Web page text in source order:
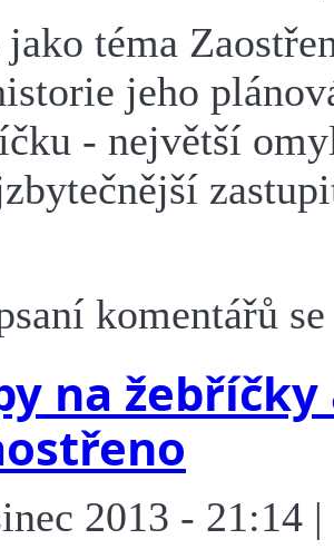
téma
jeho
- největší
komentářů
na
2013 - 21:14